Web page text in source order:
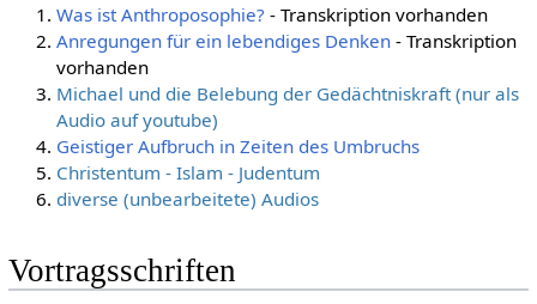
Was ist Anthroposophie?- Transkription vorhanden
Anregungen für ein lebendiges Denken- Transkription
vorhanden
Michael und die Belebung der Gedächtniskraft (nur als
Audio auf youtube)
Geistiger Aufbruch in Zeiten des Umbruchs
Christentum - Islam - Judentum
diverse (unbearbeitete) Audios
Vortragsschriften